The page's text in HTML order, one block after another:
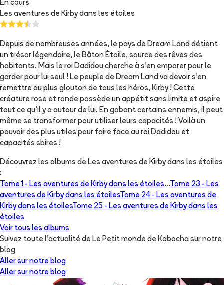
En cours
Les aventures de Kirby dans les étoiles
Depuis de nombreuses années, le pays de Dream Land détient
un trésor légendaire, le Bâton Étoile, source des rêves des
habitants. Mais le roi Dadidou cherche à s’en emparer pour le
garder pour lui seul ! Le peuple de Dream Land va devoir s’en
remettre au plus glouton de tous les héros, Kirby ! Cette
créature rose et ronde possède un appétit sans limite et aspire
tout ce qu’il y a autour de lui. En gobant certains ennemis, il peut
même se transformer pour utiliser leurs capacités ! Voilà un
pouvoir des plus utiles pour faire face au roi Dadidou et
capacités sbires !
Découvrez les albums de Les aventures de Kirby dans les étoiles
:
Tome 1 - Les aventures de Kirby dans les étoiles...Tome 23 - Les
aventures de Kirby dans les étoilesTome 24 - Les aventures de
Kirby dans les étoilesTome 25 - Les aventures de Kirby dans les
étoiles
Voir tous les albums
Suivez toute l'actualité de Le Petit monde de Kabocha sur notre
blog
Aller sur notre blog
Aller sur notre blog